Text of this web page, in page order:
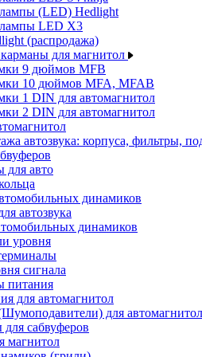
(LED) Hedlight
LED X3
(распродажа)
для магнитол
9 дюймов MFB
10 дюймов MFA, MFAB
1 DIN для автомагнитол
2 DIN для автомагнитол
автозвука: корпуса, фильтры,
для авто
динамиков
автозвука
динамиков
уровня
сигнала
питания
для автомагнитол
для автомагнитол
сабвуферов
магнитол